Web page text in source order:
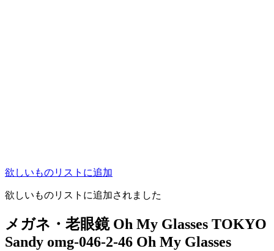
欲しいものリストに追加
欲しいものリストに追加されました
メガネ・老眼鏡 Oh My Glasses TOKYO
Sandy omg-046-2-46 Oh My Glasses